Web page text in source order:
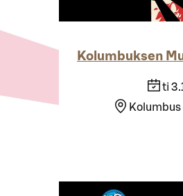
Kolumbuksen
ti